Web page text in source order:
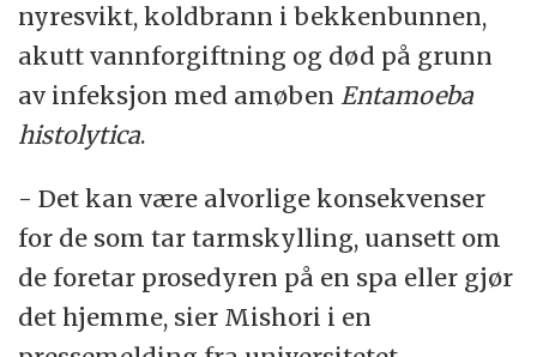
nyresvikt, koldbrann i bekkenbunnen,
akutt vannforgiftning og død på grunn
av infeksjon med amøben Entamoeba
histolytica.
- Det kan være alvorlige konsekvenser
for de som tar tarmskylling, uansett om
de foretar prosedyren på en spa eller gjør
det hjemme, sier Mishori i en